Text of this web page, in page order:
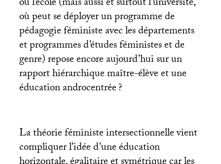
où l’école (mais aussi et surtout l’université,
où peut se déployer un programme de
pédagogie féministe avec les départements
et programmes d’études féministes et de
genre) repose encore aujourd’hui sur un
rapport hiérarchique maître-élève et une
éducation androcentrée?
La théorie féministe intersectionnelle vient
compliquer l’idée d’une éducation